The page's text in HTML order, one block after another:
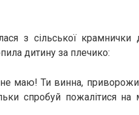
з сільської
дитину за плечико:
маю! Ти винна,
спробуй пожалітися на